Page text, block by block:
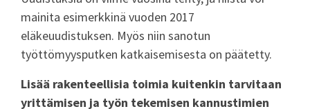
mainita esimerkkinä vuoden 2017
eläkeuudistuksen. Myös niin sanotun
työttömyysputken katkaisemisesta on päätetty.
Lisää rakenteellisia toimia kuitenkin tarvitaan
yrittämisen ja työn tekemisen kannustimien